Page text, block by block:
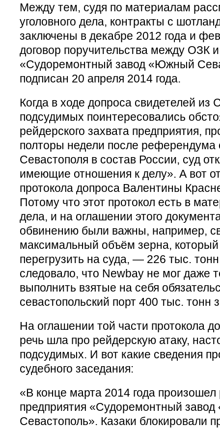
Между тем, судя по материалам
уголовного дела, контракты с
заключены в декабре 2012 года и
договор поручительства между ОЗК
«Судоремонтный завод «Южный
подписан 20 апреля 2014 года.
Когда в ходе допроса свидетелей из
подсудимых поинтересовались
рейдерского захвата предприятия,
полторы недели после
Севастополя в состав России, суд
имеющие отношения к делу». А вот
протокола допроса Валентины
Потому что этот протокол есть в
дела, и на оглашении этого
обвинению были важны, например,
максимальный объём зерна, который
перегрузить на суда, — 226 тыс. тонн
следовало, что Newbay не мог даже
выполнить взятые на себя
севастопольский порт 400 тыс. тонн
На оглашении той части протокола
речь шла про рейдерскую атаку,
подсудимых. И вот какие сведения
судебного заседания:
«В конце марта 2014 года произошел
предприятия «Судоремонтный
Севастополь». Казаки блокировали